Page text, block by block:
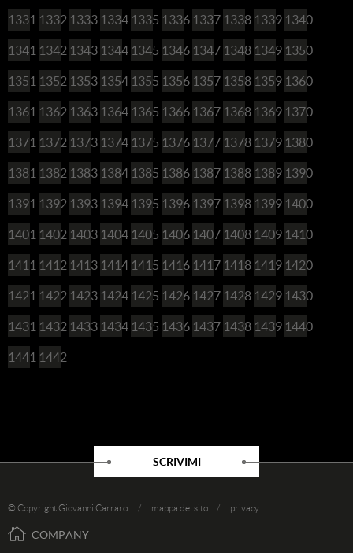
1331 1332 1333 1334 1335 1336 1337 1338 1339 1340
1341 1342 1343 1344 1345 1346 1347 1348 1349 1350
1351 1352 1353 1354 1355 1356 1357 1358 1359 1360
1361 1362 1363 1364 1365 1366 1367 1368 1369 1370
1371 1372 1373 1374 1375 1376 1377 1378 1379 1380
1381 1382 1383 1384 1385 1386 1387 1388 1389 1390
1391 1392 1393 1394 1395 1396 1397 1398 1399 1400
1401 1402 1403 1404 1405 1406 1407 1408 1409 1410
1411 1412 1413 1414 1415 1416 1417 1418 1419 1420
1421 1422 1423 1424 1425 1426 1427 1428 1429 1430
1431 1432 1433 1434 1435 1436 1437 1438 1439 1440
1441 1442
SCRIVIMI
© Copyright Giovanni Carraro / mappa del sito / privacy
COMPANY